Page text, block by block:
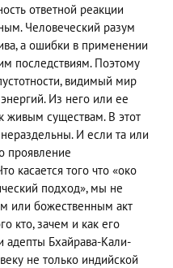
ответной реакции
Человеческий разум
а ошибки в применении
последствиям. Поэтому
видимый мир
Из него или ее
живым существам. В этот
И если та или
проявление
касается того что «око
подход», мы не
или божественным акт
кто, зачем и как его
адепты Бхайрава-Кали-
не только индийской